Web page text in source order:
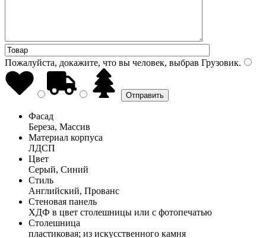
Пожалуйста, докажите, что вы человек, выбрав Грузовик.
Фасад
Береза, Массив
Материал корпуса
ЛДСП
Цвет
Серый, Синий
Стиль
Английский, Прованс
Стеновая панель
ХДФ в цвет столешницы или с фотопечатью
Столешница
пластиковая; из искусственного камня